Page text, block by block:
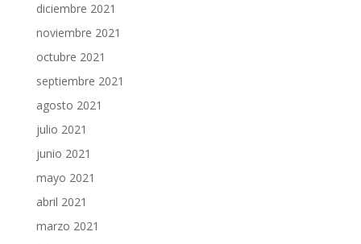
diciembre 2021
noviembre 2021
octubre 2021
septiembre 2021
agosto 2021
julio 2021
junio 2021
mayo 2021
abril 2021
marzo 2021